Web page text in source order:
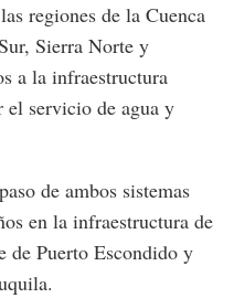
regiones de la Cuenca
Sierra Norte y
a la infraestructura
el servicio de agua y
de ambos sistemas
en la infraestructura de
de Puerto Escondido y